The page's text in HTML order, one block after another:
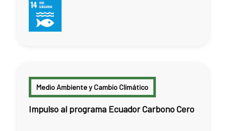
Medio Ambiente y Cambio Climático
Impulso al programa Ecuador Carbono Cero